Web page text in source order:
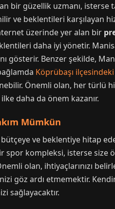
bir güzellik uzmanı,
ve beklentileri karşılayan
üzerinde yer alan bir
daha iyi yönetir.
gösterir. Benzer şekilde,
Köprübaşı
Önemli olan, her türlü
daha da önem kazanır.
Mümkün
ve beklentiye hitap
kompleksi, isterse size
olan, ihtiyaçlarınızı
göz ardı etmemektir.
sağlayacaktır.